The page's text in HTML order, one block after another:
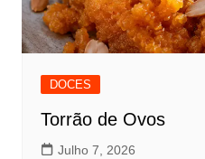
DOCES
Torrão de Ovos
Julho 7, 2026